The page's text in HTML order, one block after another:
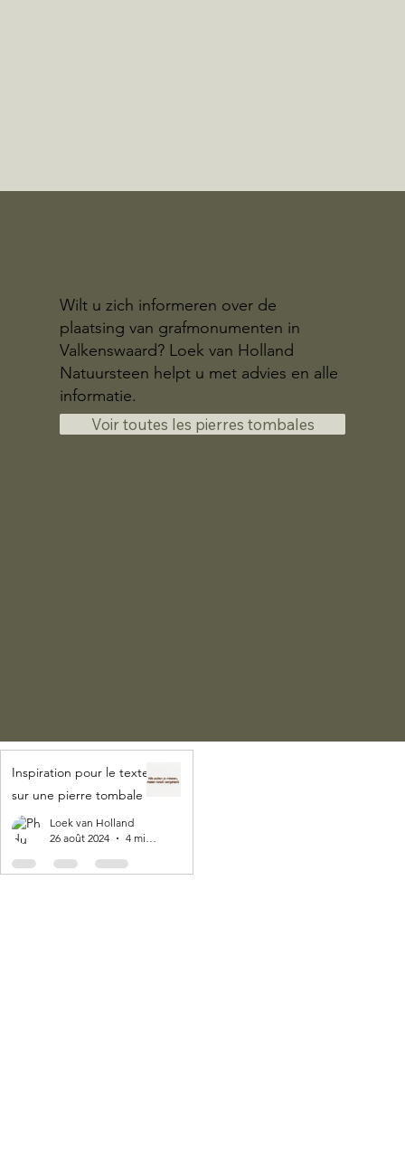
Wilt u zich informeren over de
plaatsing van grafmonumenten in
Valkenswaard? Loek van Holland
Natuursteen helpt u met advies en alle
informatie.
Voir toutes les pierres tombales
Inspiration pour le texte
sur une pierre tombale
Loek van Holland
26 août 2024
4 min de lecture